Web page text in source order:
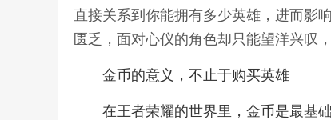
直接关系到你能拥有多少英雄，进而影
匮乏，面对心仪的角色却只能望洋兴叹
金币的意义，不止于购买英雄
在王者荣耀的世界里，金币是最基